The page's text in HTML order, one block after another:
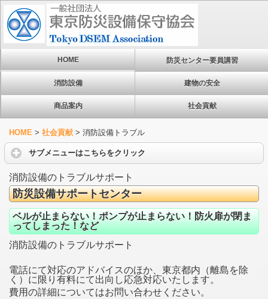
HOME 防災センター要員講習
消防設備 建物の安全
商品案内 社会貢献
HOME > 社会貢献 > 消防設備トラブル
サブメニューはこちらをクリック
消防設備のトラブルサポート
防災設備サポートセンター
ベルが止まらない！ポンプが止まらない！防火扉が閉ま
ってしまった！など
消防設備のトラブルサポート
電話にて対応のアドバイスのほか、東京都内（離島を除
く）に限り有料にて出向し応急対応いたします。
費用の詳細についてはお問い合わせください。